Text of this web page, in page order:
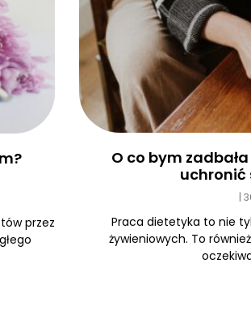
przez
O co bym
uchronić
Praca dietetyka to nie
żywieniowych. To